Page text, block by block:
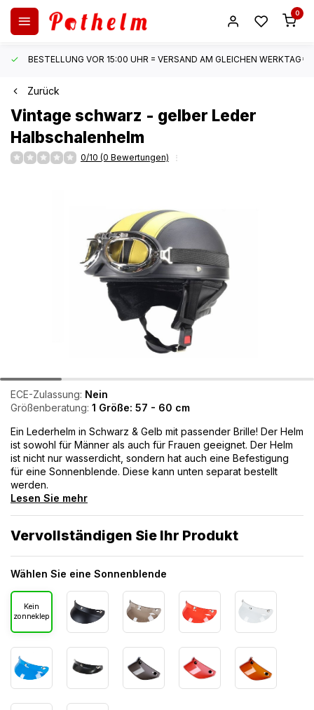
0
BESTELLUNG VOR 15:00 UHR = VERSAND AM GLEICHEN WERKTAG*
Zurück
Vintage schwarz - gelber Leder
Halbschalenhelm
0/10 (0 Bewertungen)
ECE-Zulassung: Nein
Größenberatung: 1 Größe: 57 - 60 cm
Ein Lederhelm in Schwarz & Gelb mit passender Brille! Der Helm
ist sowohl für Männer als auch für Frauen geeignet. Der Helm
ist nicht nur wasserdicht, sondern hat auch eine Befestigung
für eine Sonnenblende. Diese kann unten separat bestellt
werden.
Lesen Sie mehr
Vervollständigen Sie Ihr Produkt
Wählen Sie eine Sonnenblende
Kein
zonneklep